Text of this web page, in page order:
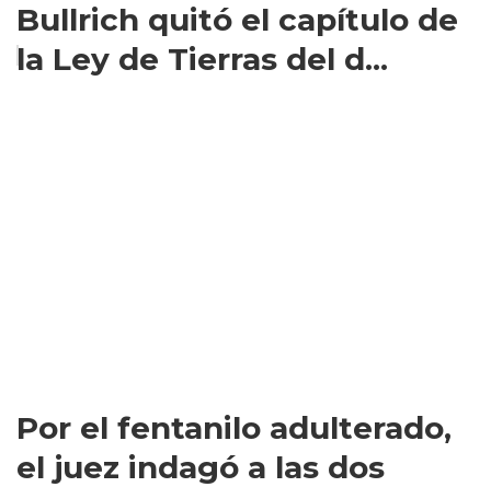
Bullrich quitó el capítulo de
la Ley de Tierras del d...
Por el fentanilo adulterado,
el juez indagó a las dos